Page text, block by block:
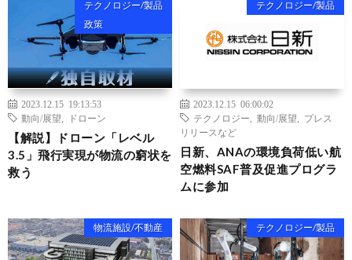
テクノロジー/製品
政策
2023.12.15 19:13:53
動向/展望
ドローン
【解説】ドローン「レベル
3.5」飛行実現が物流の窮状を
救う
テクノロジー/製品
2023.12.15 06:00:02
テクノロジー
動向/展望
プレス
リリースなど
日新、ANAの環境負荷低い航
空燃料SAF普及促進プログラ
ムに参加
物流施設/不動産 テクノロジー/製品